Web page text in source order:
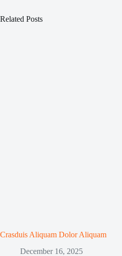
Related Posts
Crasduis Aliquam Dolor Aliquam
December 16, 2025